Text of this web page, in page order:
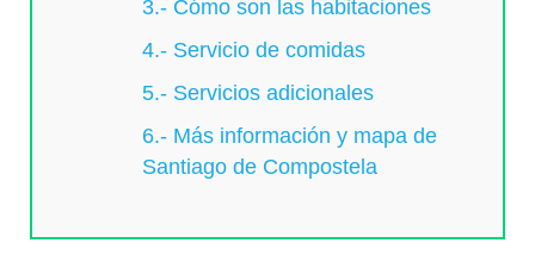
3.- Cómo son las habitaciones
4.- Servicio de comidas
5.- Servicios adicionales
6.- Más información y mapa de
Santiago de Compostela